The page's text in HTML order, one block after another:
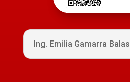
Ing. Emilia Gamarra Balas